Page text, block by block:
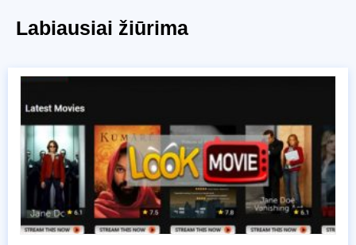
Labiausiai žiūrima